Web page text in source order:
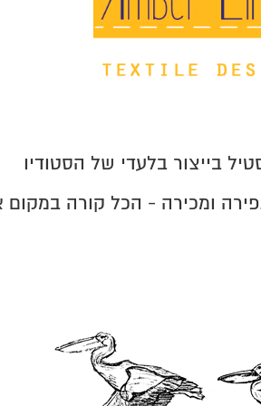
בייצור בלעדי של הסטודיו
ומכירה - הכל קורה במקום